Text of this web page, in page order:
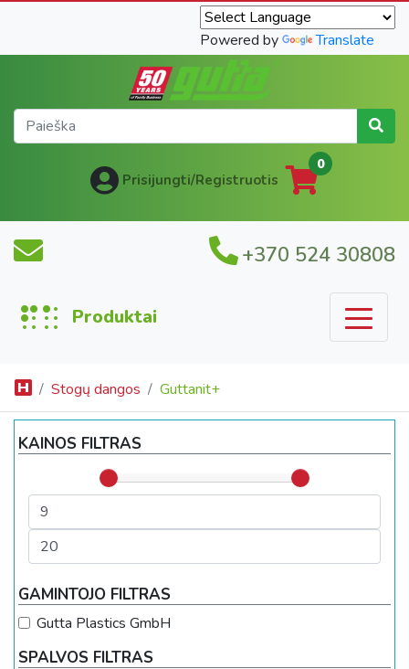
Powered by Translate
Prisijungti/Registruotis
0
+370 524 30808
Produktai
Stogų dangos Guttanit+
KAINOS FILTRAS
GAMINTOJO FILTRAS
Gutta Plastics GmbH
SPALVOS FILTRAS